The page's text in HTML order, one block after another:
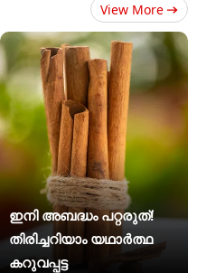
View More
ഇനി അബദ്ധം പറ്റരുത്!
തിരിച്ചറിയാം യഥാര്‍ത്ഥ
കറുവപ്പട്ട